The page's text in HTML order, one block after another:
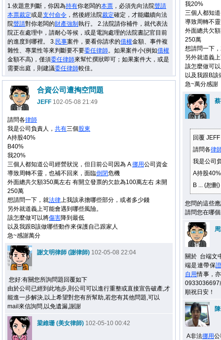
1.依題意判斷，你因為持有你老闆的本票 ，必須先向法院聲請
本票裁定或是支付命令 ，然後經法院裁定確定，才能繼續向法
院聲請對你老闆的財產強制 執行。 2.法院請你補件，就代表法
院正在處理中，請耐心等候，或是電詢處理的法院書記官目前
的進度到哪裡。 3.民事案件，要看你請求的債權金額、事件複
雜性、專業性等來判斷要不要委任律師。如果案件小(例如債權
金額不高)，僅須委任律師來幫忙撰狀即可；如果案件大，或是
需要出庭，則建議委任律師較佳。
我20%
三個人都知
導致周轉不
外面總共欠
250萬
想請問一下
另外就道義
該怎麼做可
以及我跟B該
急~萬分感謝
回覆
請問各律
我是公司
A持股40%
B ... (恕刪)
您問的這些
請問您在哪
關於 台端文
端是連帶保
自用情事，
0933036697
順祝日安！
A非法挪用
合資公司遭掏空問題
JEFF 102-05-08 21:49
請問各律師
我是公司負責人， 共有三個股東
A持股40%
B40%
我20%
三個人都知道公司經營狀況，但日前公司因為 A挪用公司資金
導致周轉不靈，也補不回來，面臨倒閉危機
外面總共欠額350萬左右 有開立發票的欠款為100萬左右 未開
250萬
想請問一下，就法律上我該承擔哪些部分，或者多少錢
另外就道義上可能會遇到哪些風險。
該怎麼做可以將傷害降到最低
以及我跟B該做哪些動作來保護自己跟家人
急~感謝萬分
謝文明律師 (謝律師) 102-05-08 22:04
您好:有關您所詢問題回覆如下
由於公司已經到此地步,則公司可以進行重整或直接宣告破產,才
能進一步解決,以上希望對您有所幫助,若您有其他問題,可以
mail來信詢問,以免遺漏,謝謝
梁維珊 (美女律師) 102-05-10 00:42